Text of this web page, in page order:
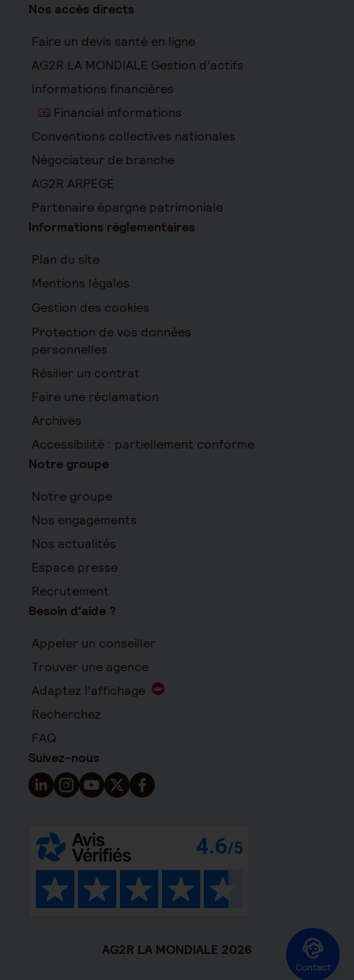
Contact
Nos accès directs
Faire un devis santé en ligne
AG2R LA MONDIALE Gestion d’actifs
Informations financières
Financial informations
Conventions collectives nationales
Négociateur de branche
AG2R ARPEGE
Partenaire épargne patrimoniale
Informations réglementaires
Plan du site
Mentions légales
Gestion des cookies
Protection de vos données
personnelles
Résilier un contrat
Faire une réclamation
Archives
Accessibilité : partiellement conforme
Notre groupe
Notre groupe
Nos engagements
Nos actualités
Espace presse
Recrutement
Besoin d'aide ?
Appeler un conseiller
Trouver une agence
Adaptez l'affichage
Recherchez
FAQ
Suivez-nous
Suivez-nous sur LinkedIn - Nouvelle fenêtre
Suivez-nous sur Instagram - Nouvelle fenêtre
Suivez-nous sur YouTube - Nouvelle fenêtre
Suivez-nous sur X - Nouvelle fenêtre
Suivez-nous sur Facebook - Nouvelle
AG2R LA MONDIALE 2026